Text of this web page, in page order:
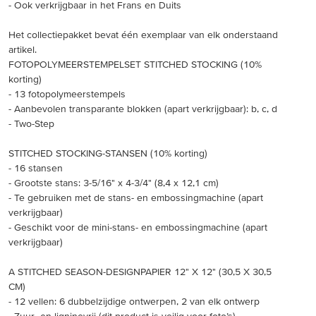
- Ook verkrijgbaar in het Frans en Duits
Het collectiepakket bevat één exemplaar van elk onderstaand
artikel.
FOTOPOLYMEERSTEMPELSET STITCHED STOCKING (10%
korting)
- 13 fotopolymeerstempels
- Aanbevolen transparante blokken (apart verkrijgbaar): b, c, d
- Two-Step
STITCHED STOCKING-STANSEN (10% korting)
- 16 stansen
- Grootste stans: 3-5/16" x 4-3/4" (8,4 x 12,1 cm)
- Te gebruiken met de stans- en embossingmachine (apart
verkrijgbaar)
- Geschikt voor de mini-stans- en embossingmachine (apart
verkrijgbaar)
A STITCHED SEASON-DESIGNPAPIER 12" X 12" (30,5 X 30,5
CM)
- 12 vellen: 6 dubbelzijdige ontwerpen, 2 van elk ontwerp